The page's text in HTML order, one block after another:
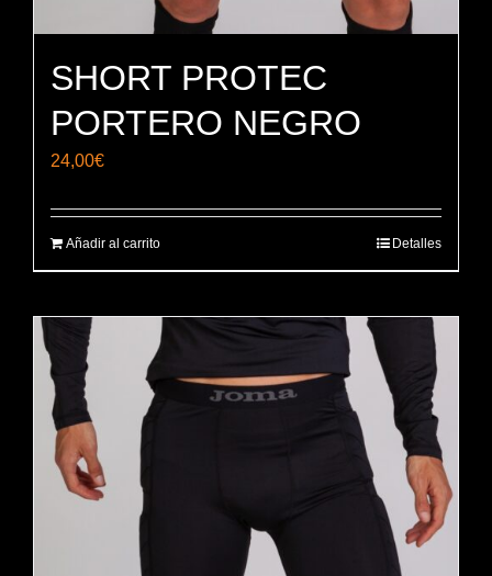
SHORT PROTEC
PORTERO NEGRO
24,00€
Añadir al carrito Detalles